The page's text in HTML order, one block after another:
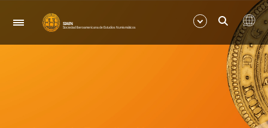
Navegación